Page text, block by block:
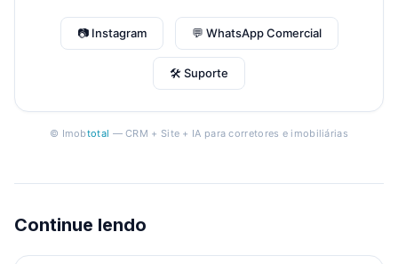
📷 Instagram 💬 WhatsApp Comercial
🛠 Suporte
© Imobtotal — CRM + Site + IA para corretores e imobiliárias
Continue lendo